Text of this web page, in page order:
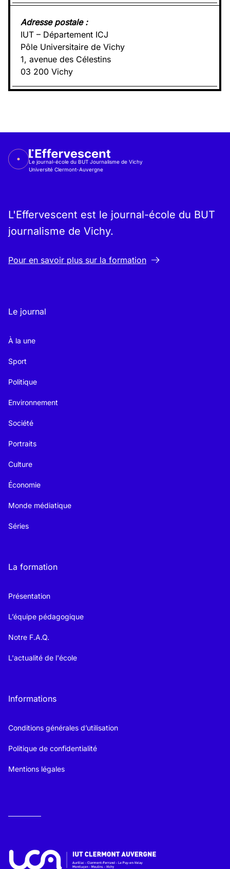
Adresse postale :
IUT – Département ICJ
Pôle Universitaire de Vichy
1, avenue des Célestins
03 200 Vichy
Le journal-école du BUT Journalisme de Vichy
Université Clermont-Auvergne
L'Effervescent est le journal-école du BUT
journalisme de Vichy.
Pour en savoir plus sur la formation
Le journal
À la une
Sport
Politique
Environnement
Société
Portraits
Culture
Économie
Monde médiatique
Séries
La formation
Présentation
L’équipe pédagogique
Notre F.A.Q.
L'actualité de l'école
Informations
Conditions générales d’utilisation
Politique de confidentialité
Mentions légales